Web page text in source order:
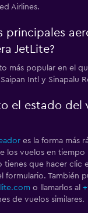
Airlines.
principales
JetLite?
más popular en el
Intl y Sinapalu
el estado del
es la forma más
los vuelos en tiempo
tienes que hacer clic
formulario. También
o llamarlos al
de vuelos similares.